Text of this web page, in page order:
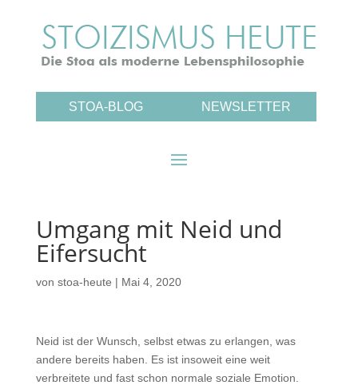
STOA-BLOG NEWSLETTER
Umgang mit Neid und
Eifersucht
von stoa-heute | Mai 4, 2020
Neid ist der Wunsch, selbst etwas zu erlangen, was
andere bereits haben. Es ist insoweit eine weit
verbreitete und fast schon normale soziale Emotion.